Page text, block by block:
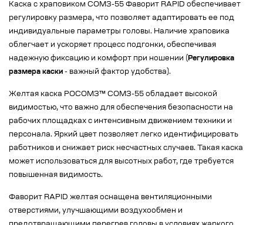
Каска с храповиком СОМЗ-55 Фаворит RAPID обеспечивает
регулировку размера, что позволяет адаптировать ее под
индивидуальные параметры головы. Наличие храповика
облегчает и ускоряет процесс подгонки, обеспечивая
надежную фиксацию и комфорт при ношении ( Регулировка
размера каски - важный фактор удобства).
Желтая каска РОСОМЗ™ СОМЗ-55 обладает высокой
видимостью, что важно для обеспечения безопасности на
рабочих площадках с интенсивным движением техники и
персонала. Яркий цвет позволяет легко идентифицировать
работников и снижает риск несчастных случаев. Такая каска
может использоваться для высотных работ, где требуется
повышенная видимость.
Фаворит RAPID желтая оснащена вентиляционными
отверстиями, улучшающими воздухообмен и